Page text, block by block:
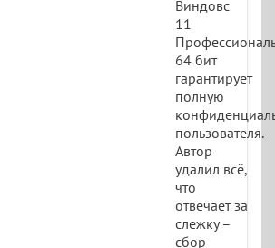
Виндовс
11
64 бит
гарантирует
полную
пользователя.
Автор
удалил всё,
что
отвечает за
слежку –
сбор